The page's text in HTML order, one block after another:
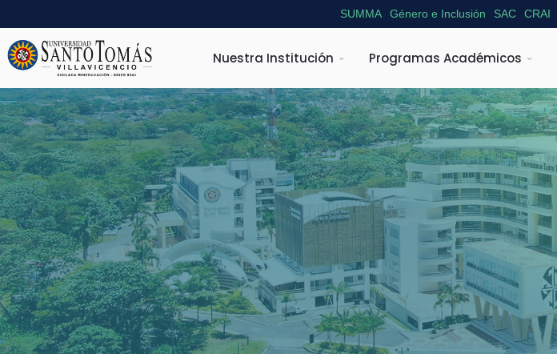
SUMMA Género e Inclusión SAC CRAI
Nuestra Institución Programas Académicos